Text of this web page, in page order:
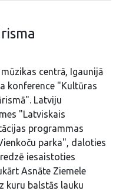
centrā, Igaunijā
konference "Kultūras
Latviju
"Latviskais
programmas
parka", daloties
iesaistoties
Asnāte Ziemele
kuru balstās lauku